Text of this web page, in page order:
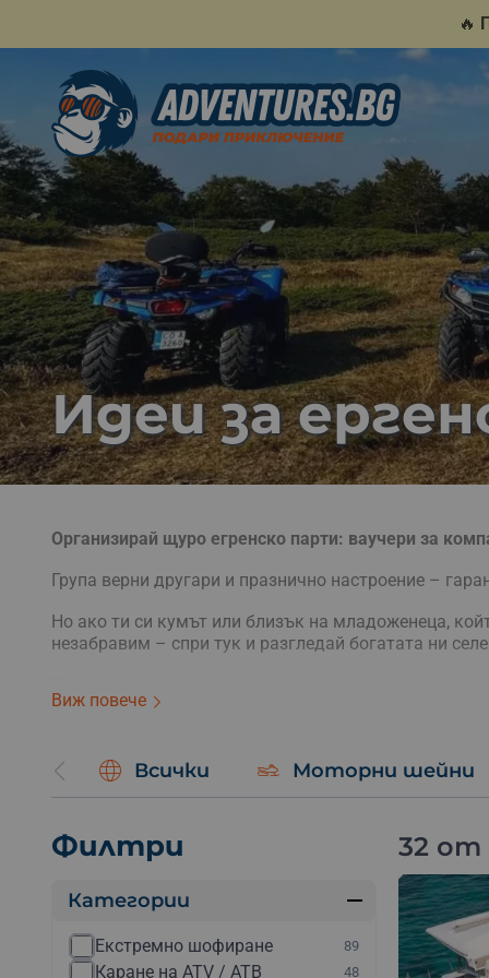
🔥
Идеи за
Организирай щуро егренско парти: ваучери за
Група верни другари и празнично настроение –
Но ако ти си кумът или близък на младоженеца,
незабравим – спри тук и разгледай богатата ни
за което дълго ще разказвате заедно. Избери:
парти с луксозна лимузина;
екстремни преживявания за група: сафари с
дегустации на вина, бира или уиски;
Виж повече
Всички Моторни шейни
Филтри
Категории
Екстремно шофиране 89
Каране на ATV / АТВ 48
32 от